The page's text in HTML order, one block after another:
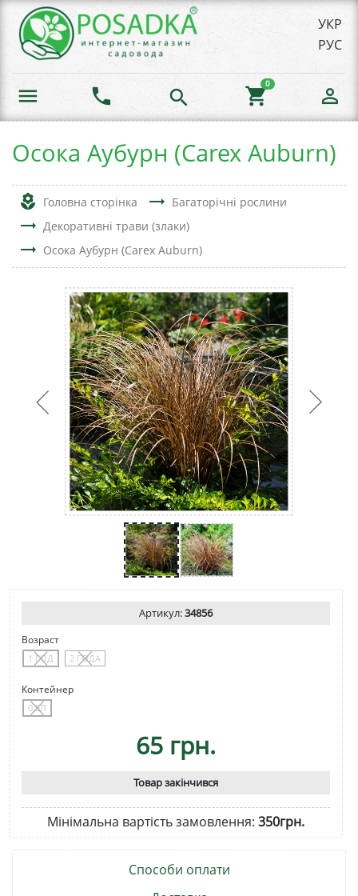
УКР
РУС
menu phone search shopping_cart
0
person_outline
Осока Аубурн (Carex Auburn)
local_florist Головна сторінка trending_flat Багаторічні рослини
trending_flat Декоративні трави (злаки)
trending_flat Осока Аубурн (Carex Auburn)
Артикул:34856
Возраст
1 ГОД 2 ГОДА
Контейнер
0.5Л
65 грн.
Товар закінчився
Мінімальна вартість замовлення: 350грн.
Способи оплати